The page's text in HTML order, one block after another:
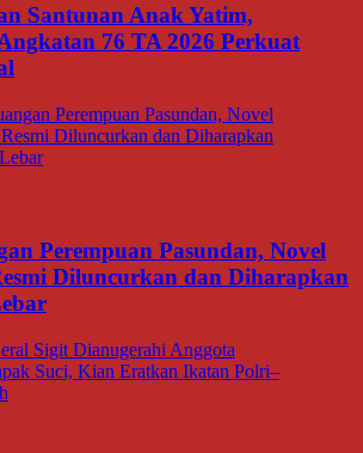
Santunan Anak Yatim,
76 TA 2026 Perkuat
Perempuan Pasundan, Novel
Diluncurkan dan Diharapkan